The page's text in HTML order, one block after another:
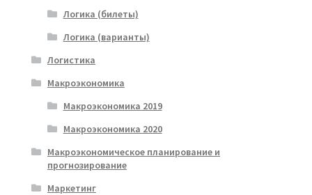
Логика (билеты)
Логика (варианты)
Логистика
Макроэкономика
Макроэкономика 2019
Макроэкономика 2020
Макроэкономическое планирование и
прогнозирование
Маркетинг